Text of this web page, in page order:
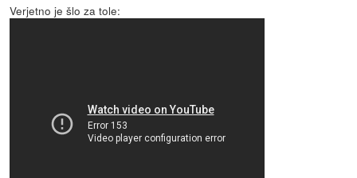
Verjetno je šlo za tole: